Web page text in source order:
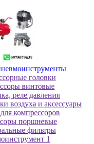
гoлoвки
винтoвыe
реле давления
воздуха и аксессуары
компрессоров
поршневые
фильтры
1